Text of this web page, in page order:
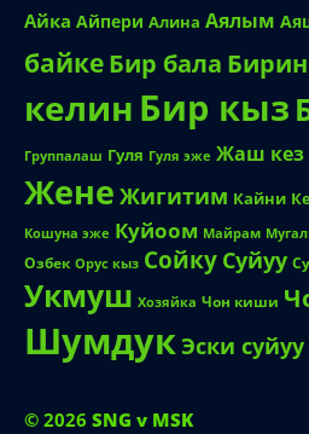
Айка Айпери Алина Аялым
байкеБир бала
келин Бир кыз
Группалаш Гуля Гуля эже Жаш кез
Жене Жигитим Кайни
Кошуна эже Куйоом Майрам
Озбек Орус кыз Сойку Суйуу
Укмуш Хозяйка Чон киши
ШумдукЭски суйуу
© 2026 SNG v MSK